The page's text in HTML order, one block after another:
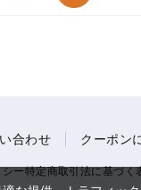
合わせ クーポン
ー特定商取引法に基づく